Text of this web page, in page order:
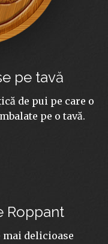
pe tavă
de pui pe care o
pe o tavă.
Roppant
delicioase